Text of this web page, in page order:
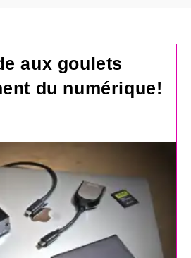
aux goulets
du numérique!